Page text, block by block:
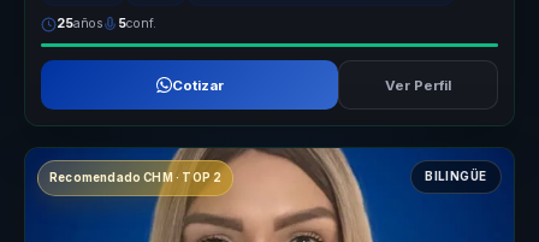
25años 5conf.
Cotizar Ver Perfil
Recomendado CHM · TOP 2 BILINGÜE